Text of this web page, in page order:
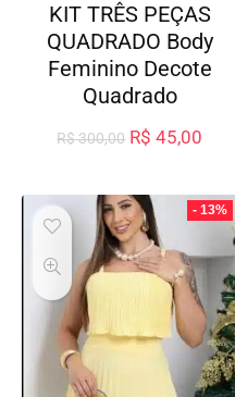
KIT TRÊS PEÇAS
QUADRADO Body
Feminino Decote
Quadrado
R$300,00 R$ 45,00
- 13%